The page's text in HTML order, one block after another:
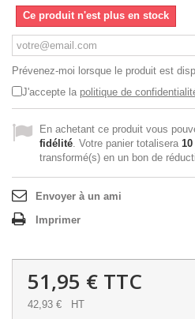
Ce produit n'est plus en stock
Prévenez-moi lorsque le produit est
J'accepte la politique de
En achetant ce produit vous
fidélité. Votre panier totalisera 10
transformé(s) en un bon de
Envoyer à un ami
Imprimer
51,95 € TTC
42,93 € HT